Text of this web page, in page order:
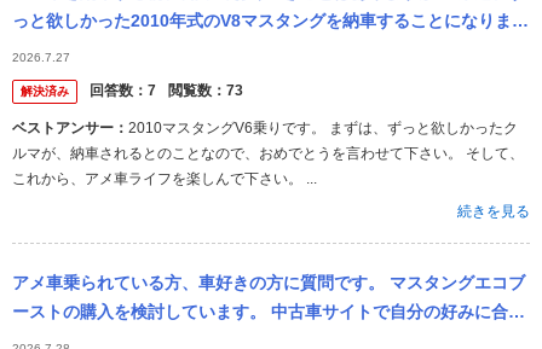
っと欲しかった2010年式のV8マスタングを納車することになりまし
た。 車のことはそこそこ詳しいつもりですが、FRスポーツカー、
ま...
2026.7.27
解決済み 回答数： 7 閲覧数： 73
ベストアンサー： 2010マスタングV6乗りです。 まずは、ずっと欲しかったク
ルマが、納車されるとのことなので、おめでとうを言わせて下さい。 そして、
これから、アメ車ライフを楽しんで下さい。 ...
続きを見る
アメ車乗られている方、車好きの方に質問です。 マスタングエコブ
ーストの購入を検討しています。 中古車サイトで自分の好みに合う
車両が見つかったのですが、その価格が他の同クラスの物に比べ少